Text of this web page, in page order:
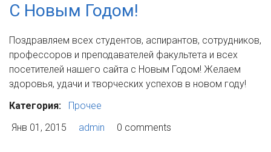
С Новым Годом!
Поздравляем всех студентов, аспирантов, сотрудников,
профессоров и преподавателей факультета и всех
посетителей нашего сайта с Новым Годом! Желаем
здоровья, удачи и творческих успехов в новом году!
Категория:
Прочее
Янв 01, 2015
admin 0 comments